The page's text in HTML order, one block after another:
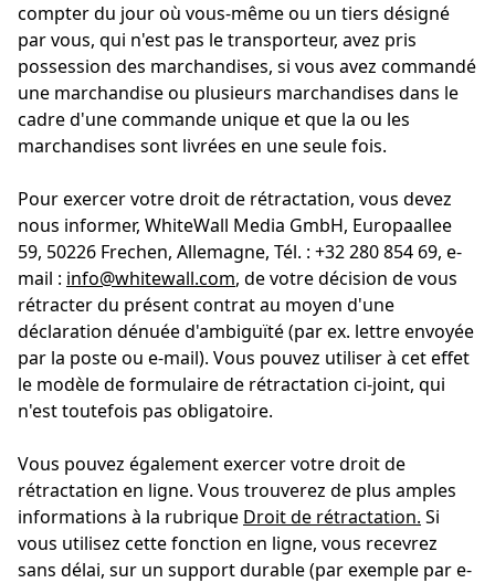
compter du jour où vous-même ou un tiers désigné
par vous, qui n'est pas le transporteur, avez pris
possession des marchandises, si vous avez commandé
une marchandise ou plusieurs marchandises dans le
cadre d'une commande unique et que la ou les
marchandises sont livrées en une seule fois.
Pour exercer votre droit de rétractation, vous devez
nous informer, WhiteWall Media GmbH, Europaallee
59, 50226 Frechen, Allemagne, Tél. : +32 280 854 69, e-
mail : info@whitewall.com, de votre décision de vous
rétracter du présent contrat au moyen d'une
déclaration dénuée d'ambiguïté (par ex. lettre envoyée
par la poste ou e-mail). Vous pouvez utiliser à cet effet
le modèle de formulaire de rétractation ci-joint, qui
n'est toutefois pas obligatoire.
Vous pouvez également exercer votre droit de
rétractation en ligne. Vous trouverez de plus amples
informations à la rubrique Droit de rétractation. Si
vous utilisez cette fonction en ligne, vous recevrez
sans délai, sur un support durable (par exemple par e-